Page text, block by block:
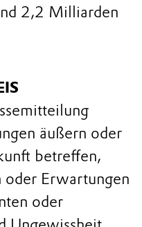
2,2 Milliarden
äußern oder
betreffen,
oder Erwartungen
oder